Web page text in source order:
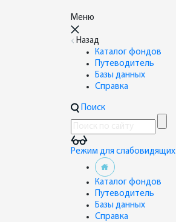
Меню
Назад
Каталог фондов
Путеводитель
Базы данных
Справка
Поиск
Режим для слабовидящих
Каталог фондов
Путеводитель
Базы данных
Справка